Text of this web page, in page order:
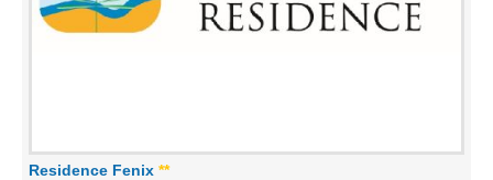
Residence Fenix **